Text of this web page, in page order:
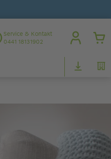
Service & Kontakt
0441 18131902